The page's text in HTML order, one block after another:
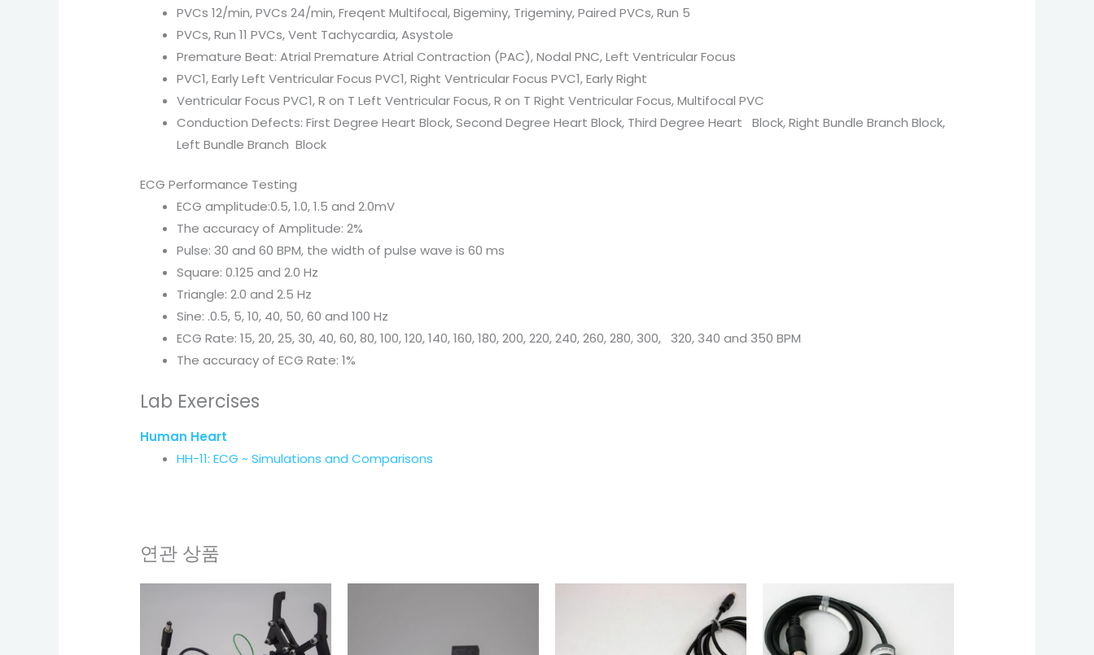
PVCs 12/min, PVCs 24/min, Freqent Multifocal, Bigeminy, Trigeminy, Paired PVCs, Run 5
PVCs, Run 11 PVCs, Vent Tachycardia, Asystole
Premature Beat: Atrial Premature Atrial Contraction (PAC), Nodal PNC, Left Ventricular Focus
PVC1, Early Left Ventricular Focus PVC1, Right Ventricular Focus PVC1, Early Right
Ventricular Focus PVC1, R on T Left Ventricular Focus, R on T Right Ventricular Focus, Multifocal PVC
Conduction Defects: First Degree Heart Block, Second Degree Heart Block, Third Degree Heart Block, Right Bundle Branch Block,
Left Bundle Branch Block
ECG Performance Testing
ECG amplitude:0.5, 1.0, 1.5 and 2.0mV
The accuracy of Amplitude: 2%
Pulse: 30 and 60 BPM, the width of pulse wave is 60 ms
Square: 0.125 and 2.0 Hz
Triangle: 2.0 and 2.5 Hz
Sine: .0.5, 5, 10, 40, 50, 60 and 100 Hz
ECG Rate: 15, 20, 25, 30, 40, 60, 80, 100, 120, 140, 160, 180, 200, 220, 240, 260, 280, 300, 320, 340 and 350 BPM
The accuracy of ECG Rate: 1%
Lab Exercises
Human Heart
HH-11: ECG ~ Simulations and Comparisons
연관 상품